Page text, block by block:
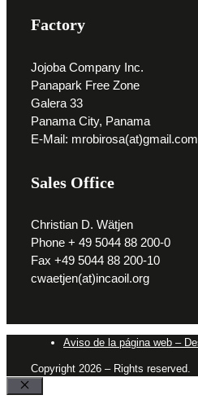
Factory
Jojoba Company Inc.
Panapark Free Zone
Galera 33
Panama City, Panama
E-Mail: mrobirosa(at)gmail.com
Sales Office
Christian D. Wätjen
Phone + 49 5044 88 200-0
Fax +49 5044 88 200-10
cwaetjen(at)incaoil.org
Aviso de la página web –
Copyright 2026 – Rights reserved.
Cerrar